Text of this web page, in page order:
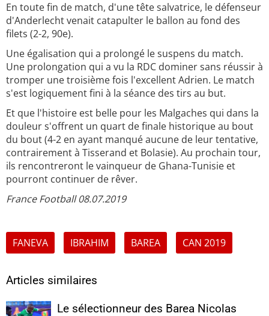
En toute fin de match, d'une tête salvatrice, le défenseur
d'Anderlecht venait catapulter le ballon au fond des
filets (2-2, 90e).
Une égalisation qui a prolongé le suspens du match.
Une prolongation qui a vu la RDC dominer sans réussir à
tromper une troisième fois l'excellent Adrien. Le match
s'est logiquement fini à la séance des tirs au but.
Et que l'histoire est belle pour les Malgaches qui dans la
douleur s'offrent un quart de finale historique au bout
du bout (4-2 en ayant manqué aucune de leur tentative,
contrairement à Tisserand et Bolasie). Au prochain tour,
ils rencontreront le vainqueur de Ghana-Tunisie et
pourront continuer de rêver.
France Football 08.07.2019
FANEVA IBRAHIM BAREA CAN 2019
Articles similaires
Le sélectionneur des Barea Nicolas